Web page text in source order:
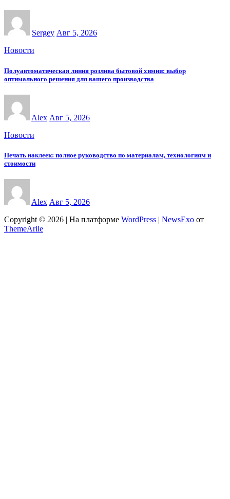
Sergey Авг 5, 2026
Новости
Полуавтоматическая линия розлива бытовой химии: выбор
оптимального решения для вашего производства
Alex Авг 5, 2026
Новости
Печать наклеек: полное руководство по материалам, технологиям и
стоимости
Alex Авг 5, 2026
Copyright © 2026 | На платформе WordPress | NewsExo от
ThemeArile